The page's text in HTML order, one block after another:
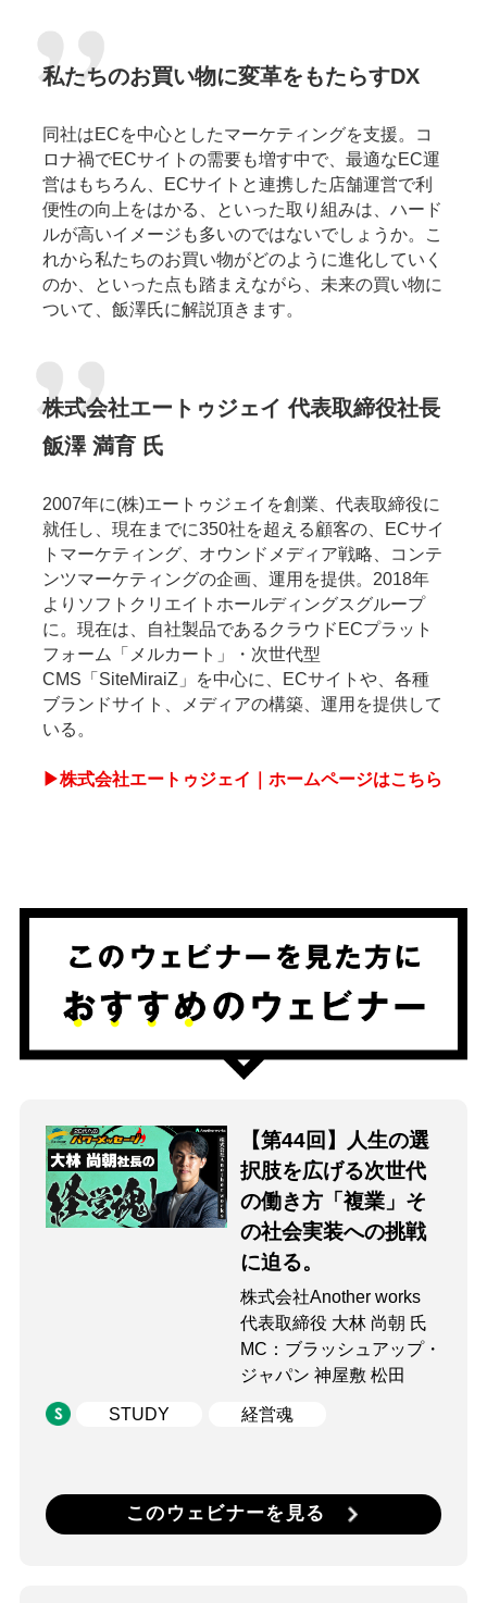
私たちのお買い物に変革をもたらすDX
同社はECを中心としたマーケティングを支援。コ
ロナ禍でECサイトの需要も増す中で、最適なEC運
営はもちろん、ECサイトと連携した店舗運営で利
便性の向上をはかる、といった取り組みは、ハード
ルが高いイメージも多いのではないでしょうか。こ
れから私たちのお買い物がどのように進化していく
のか、といった点も踏まえながら、未来の買い物に
ついて、飯澤氏に解説頂きます。
株式会社エートゥジェイ 代表取締役社長
飯澤 満育 氏
2007年に(株)エートゥジェイを創業、代表取締役に
就任し、現在までに350社を超える顧客の、ECサイ
トマーケティング、オウンドメディア戦略、コンテ
ンツマーケティングの企画、運用を提供。2018年
よりソフトクリエイトホールディングスグループ
に。現在は、自社製品であるクラウドECプラット
フォーム「メルカート」・次世代型
CMS「SiteMiraiZ」を中心に、ECサイトや、各種
ブランドサイト、メディアの構築、運用を提供して
いる。
▶株式会社エートゥジェイ｜ホームページはこちら
【第44回】人生の選
択肢を広げる次世代
の働き方「複業」そ
の社会実装への挑戦
に迫る。
株式会社Another works
代表取締役 大林 尚朝 氏
MC：ブラッシュアップ・
ジャパン 神屋敷 松田
STUDY 経営魂
このウェビナーを見る